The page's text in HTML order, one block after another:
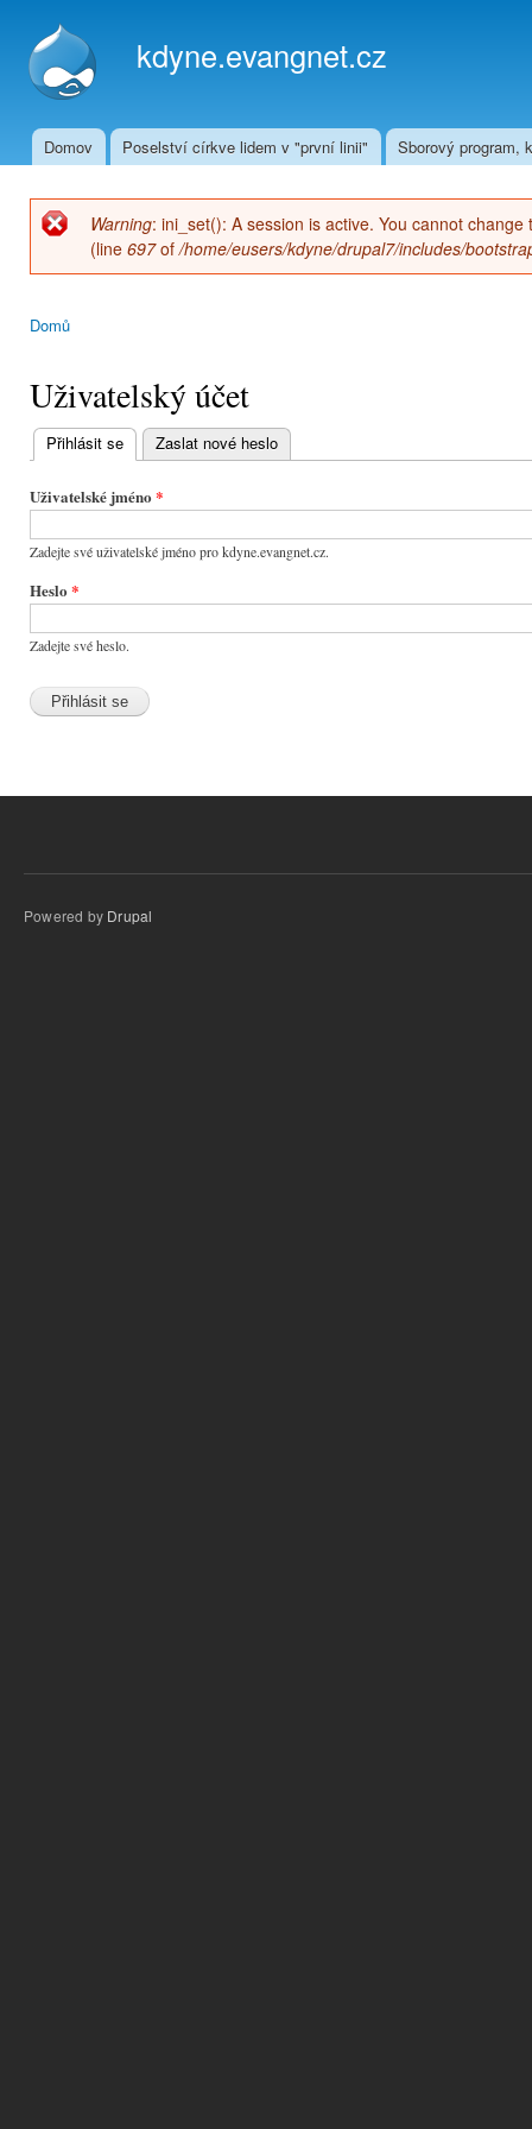
kdyne.evangnet.cz
Hlavní menu
Domov Poselství církve lidem v "první linii" Sborový program,
Chybová zpráva
Warning: ini_set(): A session is active. You cannot
(line 697of/home/eusers/kdyne/drupal7/includes/
Domů
Uživatelský účet
Hlavní
záložky
Přihlásit se (aktivní záložka)
Zaslat nové heslo
Uživatelské jméno *
Zadejte své uživatelské jméno pro kdyne.evangnet.cz.
Heslo *
Zadejte své heslo.
Powered by Drupal